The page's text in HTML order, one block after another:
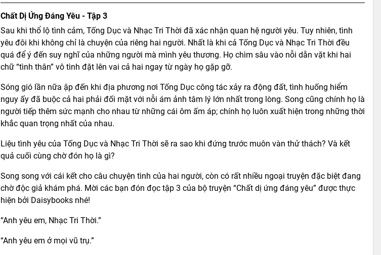
Chất Dị Ứng Đáng Yêu - Tập 3
Sau khi thổ lộ tình cảm, Tống Dục và Nhạc Tri Thời đã xác nhận quan hệ người yêu. Tuy nhiên, tình
yêu đôi khi không chỉ là chuyện của riêng hai người. Nhất là khi cả Tống Dục và Nhạc Tri Thời đều
quá để ý đến suy nghĩ của những người mà mình yêu thương. Họ chìm sâu vào nỗi dằn vặt khi hai
chữ “tình thân” vô tình đặt lên vai cả hai ngay từ ngày họ gặp gỡ.
Sóng gió lần nữa ập đến khi địa phương nơi Tống Dục công tác xảy ra động đất, tình huống hiểm
nguy ấy đã buộc cả hai phải đối mặt với nỗi ám ảnh tâm lý lớn nhất trong lòng. Song cũng chính họ là
người tiếp thêm sức mạnh cho nhau từ những cái ôm ấm áp; chính họ luôn xuất hiện trong những thời
khắc quan trọng nhất của nhau.
Liệu tình yêu của Tống Dục và Nhạc Tri Thời sẽ ra sao khi đứng trước muôn vàn thử thách? Và kết
quả cuối cùng chờ đón họ là gì?
Song song với cái kết cho câu chuyện tình của hai người, còn có rất nhiều ngoại truyện đặc biệt đang
chờ độc giả khám phá. Mời các bạn đón đọc tập 3 của bộ truyện “Chất dị ứng đáng yêu” được thực
hiện bởi Daisybooks nhé!
“Anh yêu em, Nhạc Tri Thời.”
“Anh yêu em ở mọi vũ trụ.”